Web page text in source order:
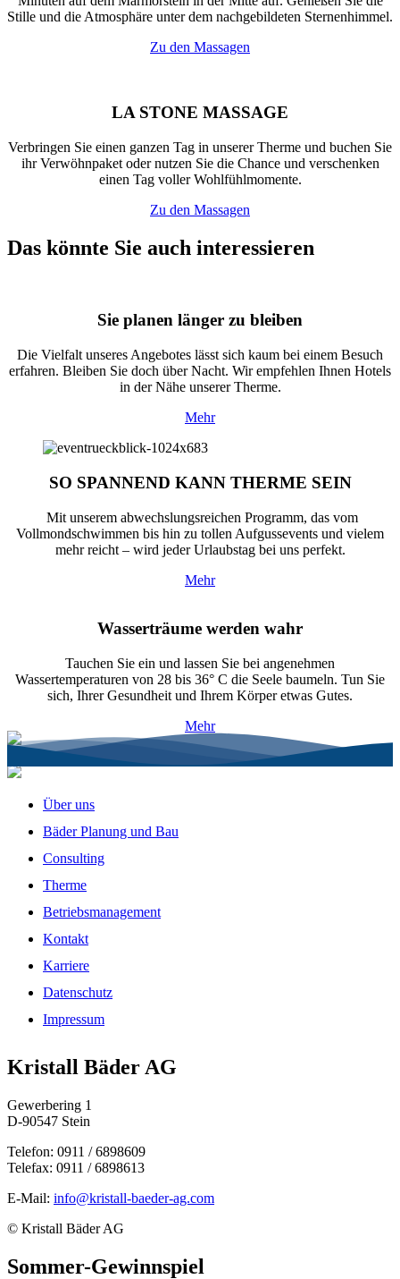
Stille und die Atmosphäre unter dem nachgebildeten Sternenhimmel.
Zu den Massagen
LA STONE MASSAGE
Verbringen Sie einen ganzen Tag in unserer Therme und buchen Sie
ihr Verwöhnpaket oder nutzen Sie die Chance und verschenken
einen Tag voller Wohlfühlmomente.
Zu den Massagen
Das könnte Sie auch interessieren
Sie planen länger zu bleiben
Die Vielfalt unseres Angebotes lässt sich kaum bei einem Besuch
erfahren. Bleiben Sie doch über Nacht. Wir empfehlen Ihnen Hotels
in der Nähe unserer Therme.
Mehr
SO SPANNEND KANN THERME SEIN
Mit unserem abwechslungsreichen Programm, das vom
Vollmondschwimmen bis hin zu tollen Aufgussevents und vielem
mehr reicht – wird jeder Urlaubstag bei uns perfekt.
Mehr
Wasserträume werden wahr
Tauchen Sie ein und lassen Sie bei angenehmen
Wassertemperaturen von 28 bis 36° C die Seele baumeln. Tun Sie
sich, Ihrer Gesundheit und Ihrem Körper etwas Gutes.
Mehr
Über uns
Bäder Planung und Bau
Consulting
Therme
Betriebsmanagement
Kontakt
Karriere
Datenschutz
Impressum
Kristall Bäder AG
Gewerbering 1
D-90547 Stein
Telefon: 0911 / 6898609
Telefax: 0911 / 6898613
E-Mail: info@kristall-baeder-ag.com
© Kristall Bäder AG
Sommer-Gewinnspiel